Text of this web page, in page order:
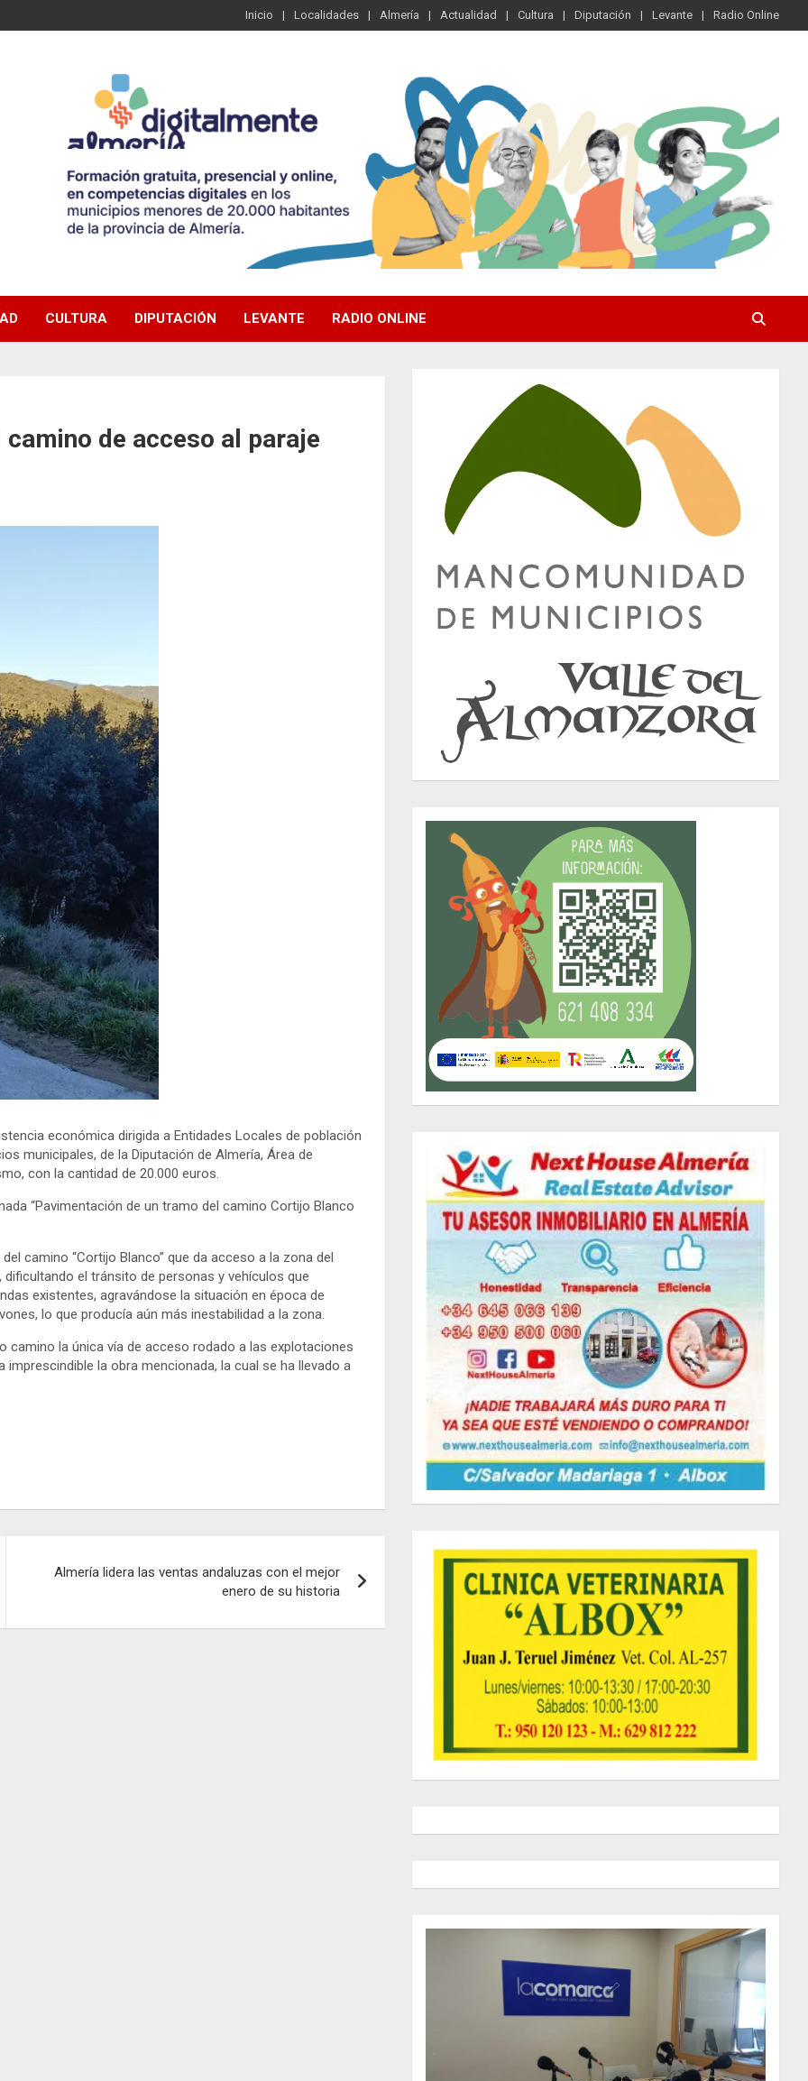
Inicio Localidades Almería Actualidad Cultura Diputación Levante Radio Online
CULTURA DIPUTACIÓN LEVANTE RADIO ONLINE
de acceso al paraje
económica dirigida a Entidades Locales de población
municipales, de la Diputación de Almería, Área de
con la cantidad de 20.000 euros.
“Pavimentación de un tramo del camino Cortijo Blanco
camino “Cortijo Blanco” que da acceso a la zona del
dificultando el tránsito de personas y vehículos que
existentes, agravándose la situación en época de
lo que producía aún más inestabilidad a la zona.
camino la única vía de acceso rodado a las explotaciones
la obra mencionada, la cual se ha llevado a
Almería lidera las ventas andaluzas con el mejor
enero de su historia